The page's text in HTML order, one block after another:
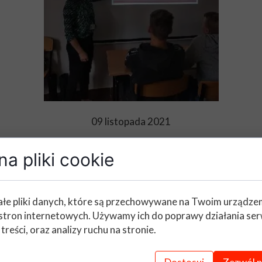
09 listopada 2021
Dzień Zdrowego Jedzenia i Gotowania. W
oraz III TŻIUG/TMRiA. W ramach zajęć
zasady zdrowego odżywiania,
"Wiem, co jem"
pliki cookie
pliki danych, które są przechowywane na Twoim
internetowych. Używamy ich do poprawy działania
oraz analizy ruchu na stronie.